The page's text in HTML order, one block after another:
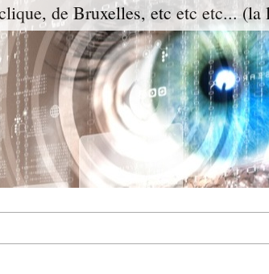
de Bruxelles, etc etc etc...